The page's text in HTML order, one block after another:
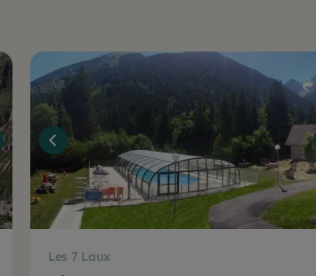
Les 7 Laux